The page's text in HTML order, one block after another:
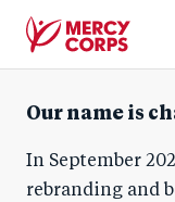
Corps
Our name is
In September
rebranding and